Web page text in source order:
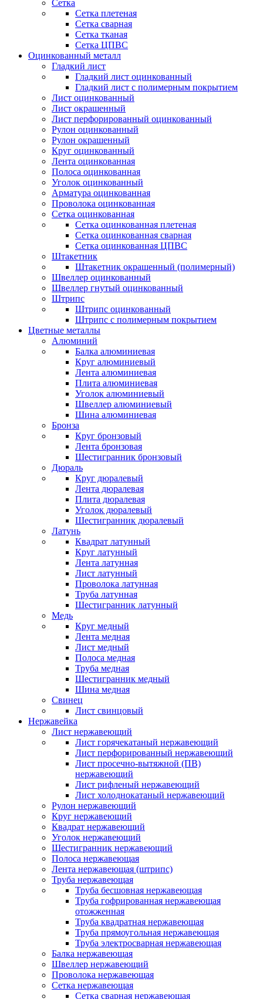
Сетка
Сетка плетеная
Сетка сварная
Сетка тканая
Сетка ЦПВС
Оцинкованный металл
Гладкий лист
Гладкий лист оцинкованный
Гладкий лист с полимерным покрытием
Лист оцинкованный
Лист окрашенный
Лист перфорированный оцинкованный
Рулон оцинкованный
Рулон окрашенный
Круг оцинкованный
Лента оцинкованная
Полоса оцинкованная
Уголок оцинкованный
Арматура оцинкованная
Проволока оцинкованная
Сетка оцинкованная
Сетка оцинкованная плетеная
Сетка оцинкованная сварная
Сетка оцинкованная ЦПВС
Штакетник
Штакетник окрашенный (полимерный)
Швеллер оцинкованный
Швеллер гнутый оцинкованный
Штрипс
Штрипс оцинкованный
Штрипс с полимерным покрытием
Цветные металлы
Алюминий
Балка алюминиевая
Круг алюминиевый
Лента алюминиевая
Плита алюминиевая
Уголок алюминиевый
Швеллер алюминиевый
Шина алюминиевая
Бронза
Круг бронзовый
Лента бронзовая
Шестигранник бронзовый
Дюраль
Круг дюралевый
Лента дюралевая
Плита дюралевая
Уголок дюралевый
Шестигранник дюралевый
Латунь
Квадрат латунный
Круг латунный
Лента латунная
Лист латунный
Проволока латунная
Труба латунная
Шестигранник латунный
Медь
Круг медный
Лента медная
Лист медный
Полоса медная
Труба медная
Шестигранник медный
Шина медная
Свинец
Лист свинцовый
Нержавейка
Лист нержавеющий
Лист горячекатаный нержавеющий
Лист перфорированный нержавеющий
Лист просечно-вытяжной (ПВ)
нержавеющий
Лист рифленый нержавеющий
Лист холоднокатаный нержавеющий
Рулон нержавеющий
Круг нержавеющий
Квадрат нержавеющий
Уголок нержавеющий
Шестигранник нержавеющий
Полоса нержавеющая
Лента нержавеющая (штрипс)
Труба нержавеющая
Труба бесшовная нержавеющая
Труба гофрированная нержавеющая
отожженная
Труба квадратная нержавеющая
Труба прямоугольная нержавеющая
Труба электросварная нержавеющая
Балка нержавеющая
Швеллер нержавеющий
Проволока нержавеющая
Сетка нержавеющая
Сетка сварная нержавеющая